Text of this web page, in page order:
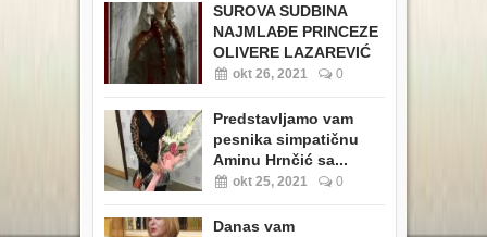
SUROVA SUDBINA
NAJMLAĐE PRINCEZE
OLIVERE LAZAREVIĆ
okt 26, 2021 0
Predstavljamo vam
pesnika simpatičnu
Aminu Hrnčić sa...
okt 25, 2021 0
Danas vam